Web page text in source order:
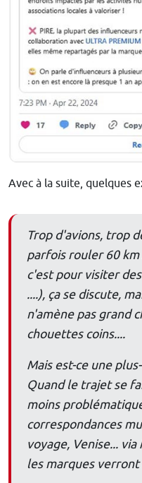
Avec à la suite, quelques
Trop d'avions, trop
parfois rouler 60
c'est pour visiter
....), ça se discute,
n'amène pas grand
chouettes coins....
Mais est-ce une
Quand le trajet se
moins
correspondances
voyage, Venise...
les marques